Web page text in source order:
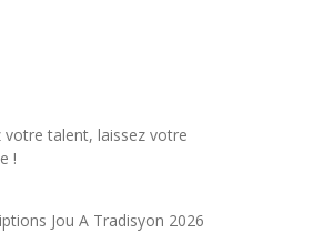
votre talent, laissez votre
!
Jou A Tradisyon 2026